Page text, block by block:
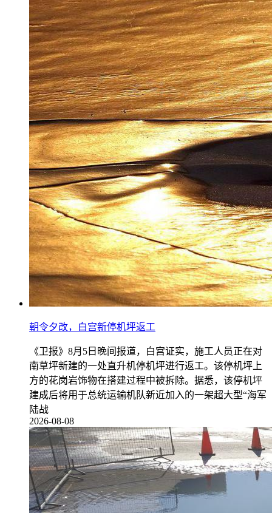
朝令夕改，白宫新停机坪返工
《卫报》8月5日晚间报道，白宫证实，施工人员正在对
南草坪新建的一处直升机停机坪进行返工。该停机坪上
方的花岗岩饰物在搭建过程中被拆除。据悉，该停机坪
建成后将用于总统运输机队新近加入的一架超大型“海军
陆战
2026-08-08